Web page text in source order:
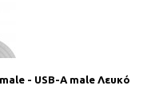
- USB-A male Λευκό